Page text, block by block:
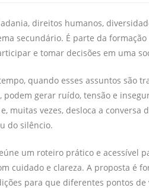
direitos humanos,
secundário. É parte da
e tomar decisões em uma
quando esses assuntos são
podem gerar ruído, tensão e
muitas vezes, desloca a
do silêncio.
um roteiro prático e acessível
cuidado e clareza. A proposta é
para que diferentes pontos